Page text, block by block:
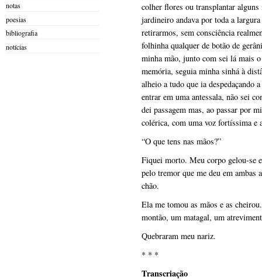
notas
poesias
bibliografia
notícias
colher flores ou transplantar
jardineiro andava por toda a
retirarmos, sem consciência
folhinha qualquer de botão de
minha mão, junto com sei lá mais
memória, seguia minha sinhá à
alheio a tudo que ia despedaçando
entrar em uma antessala, não sei
dei passagem mas, ao passar por
colérica, com uma voz fortíssima e
“O que tens nas mãos?”
Fiquei morto. Meu corpo gelou-se
pelo tremor que me deu em ambas
chão.
Ela me tomou as mãos e as
montão, um matagal, um
Quebraram meu nariz.
* * *
Transcriação